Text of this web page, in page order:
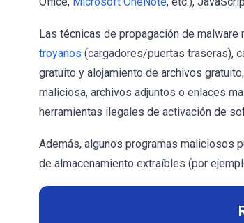
Las técnicas de propagación de
troyanos (cargadores/puertas traseras),
gratuito y alojamiento de archivos
maliciosa, archivos adjuntos o enlaces
herramientas ilegales de activación de
Además, algunos programas maliciosos
de almacenamiento extraíbles (por